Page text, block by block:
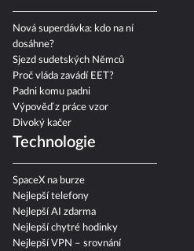
Nová superdávka: kdo na ní
dosáhne?
Sjezd sudetských Němců
Proč vláda zavádí EET?
Padni komu padni
Výpověď z práce vzor
Divoký kačer
Technologie
SpaceX na burze
Nejlepší telefony
Nejlepší AI zdarma
Nejlepší chytré hodinky
Nejlepší VPN – srovnání